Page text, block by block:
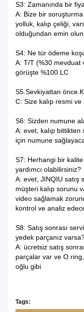
S3: Zamanında bir
A: Bize bir
yolluk, kalıp çeliği,
olduğundan emin
S4: Ne tür ödeme
A: T/T (%30 mevduat
görüşte %100 LC
S5.Sevkiyattan
C: Size kalıp resmi ve
S6: Sizden numune
A: evet, kalıp bittikten
için numune
S7: Herhangi bir
yardımcı olabilirsiniz?
A: evet, JINQIU satış
müşteri kalıp sorunu
video sağlamak
kontrol ve analiz
S8: Satış sonrası
yedek parçanız
A: ücretsiz satış
parçalar var ve O
oğlu gibi
Tags: